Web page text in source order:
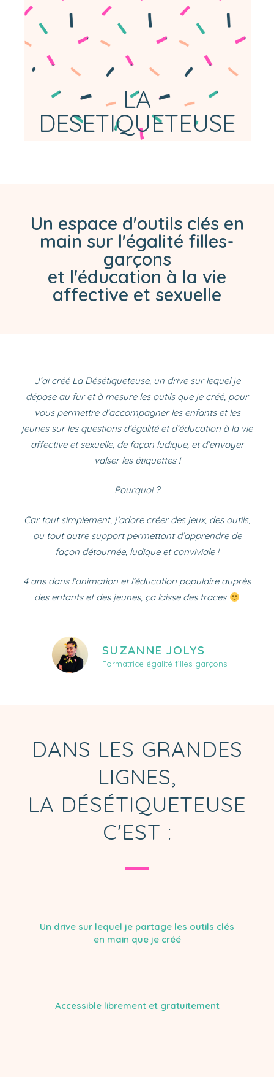
sexualité
LA
DESETIQUETEUSE
Un espace d'outils clés en
main sur l'égalité filles-
garçons
et l'éducation à la vie
affective et sexuelle
J’ai créé La Désétiqueteuse, un drive sur lequel je
dépose au fur et à mesure les outils que je créé, pour
vous permettre d’accompagner les enfants et les
jeunes sur les questions d’égalité et d’éducation à la vie
affective et sexuelle, de façon ludique, et d’envoyer
valser les étiquettes !
Pourquoi ?
Car tout simplement, j’adore créer des jeux, des outils,
ou tout autre support permettant d’apprendre de
façon détournée, ludique et conviviale !
4 ans dans l’animation et l’éducation populaire auprès
des enfants et des jeunes, ça laisse des traces
SUZANNE JOLYS
Formatrice égalité filles-garçons
DANS LES GRANDES
LIGNES,
LA DÉSÉTIQUETEUSE
C'EST :
Un drive sur lequel je partage les outils clés
en main que je créé
Accessible librement et gratuitement